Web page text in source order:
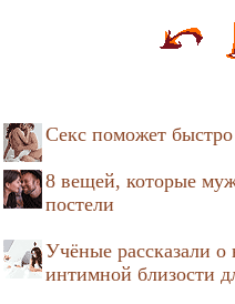
Секс поможет
8 вещей, которые
постели
Учёные рассказали о
интимной близости